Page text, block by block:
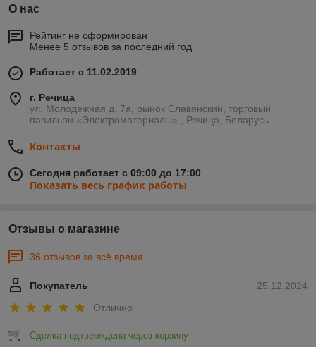
О нас
Рейтинг не сформирован
Менее 5 отзывов за последний год
Работает с 11.02.2019
г. Речица
ул. Молодежная д. 7а, рынок Славянский, торговый
павильон «Электроматериалы» , Речица, Беларусь
Контакты
Сегодня работает с 09:00 до 17:00
Показать весь график работы
Отзывы о магазине
36 отзывов за всё время
25.12.2024
Покупатель
Отлично
Сделка подтверждена через корзину